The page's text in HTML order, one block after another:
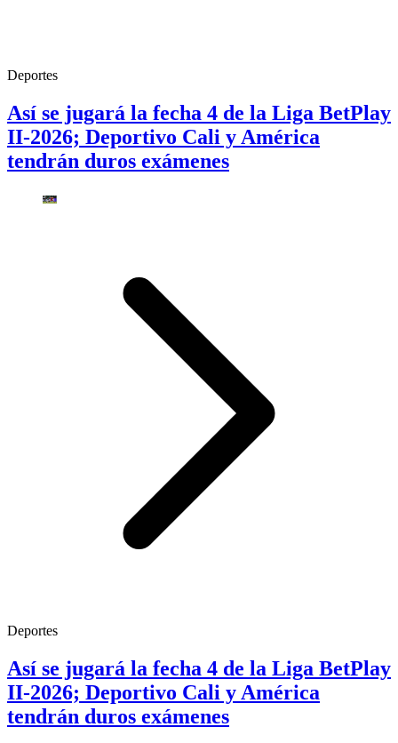
Deportes
Así se jugará la fecha 4 de la Liga BetPlay
II-2026; Deportivo Cali y América
tendrán duros exámenes
Deportes
Así se jugará la fecha 4 de la Liga BetPlay
II-2026; Deportivo Cali y América
tendrán duros exámenes